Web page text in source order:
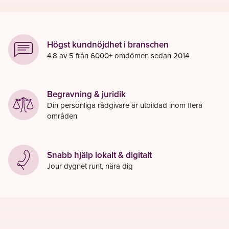
Högst kundnöjdhet i branschen
4.8 av 5 från 6000+ omdömen sedan 2014
Begravning & juridik
Din personliga rådgivare är utbildad inom flera
områden
Snabb hjälp lokalt & digitalt
Jour dygnet runt, nära dig